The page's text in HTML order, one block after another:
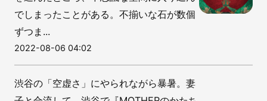
でしまったことがある。不揃いな石が数個
ずつま...
2022-08-06 04:02
渋谷の「空虚さ」にやられながら暴暑。妻